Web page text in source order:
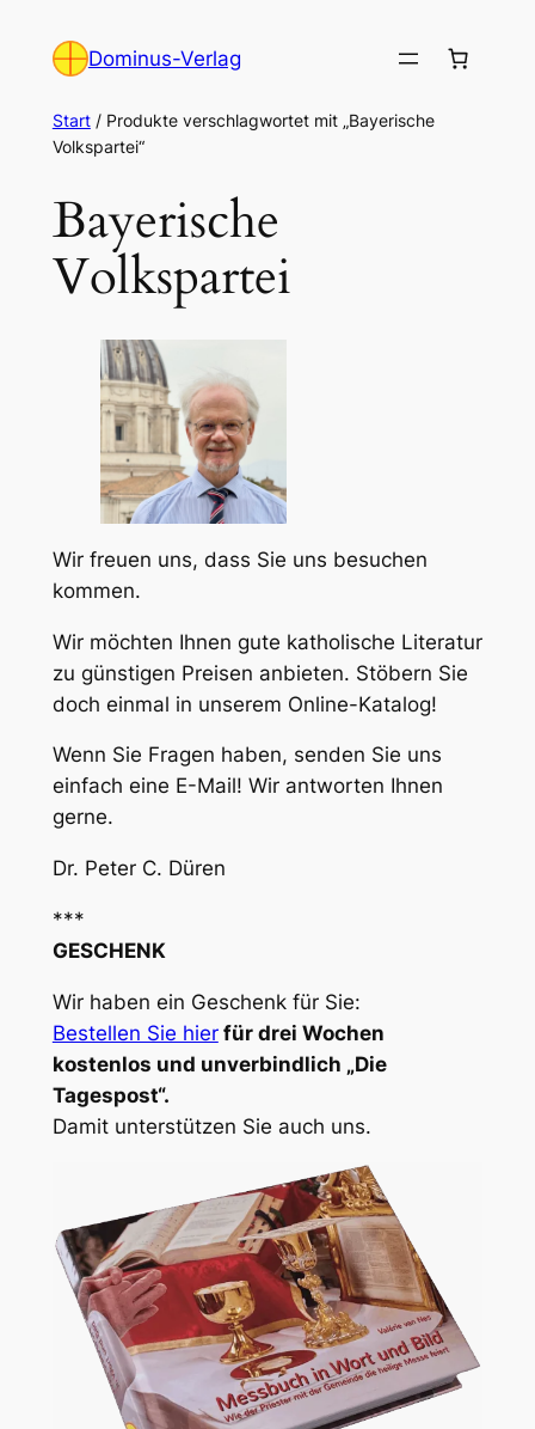
Inhalt
Dominus-Verlag
Start/ Produkte verschlagwortet mit „Bayerische
Volkspartei“
Bayerische
Volkspartei
Wir freuen uns, dass Sie uns besuchen
kommen.
Wir möchten Ihnen gute katholische Literatur
zu günstigen Preisen anbieten. Stöbern Sie
doch einmal in unserem Online-Katalog!
Wenn Sie Fragen haben, senden Sie uns
einfach eine E-Mail! Wir antworten Ihnen
gerne.
Dr. Peter C. Düren
***
GESCHENK
Wir haben ein Geschenk für Sie:
Bestellen Sie hier für drei Wochen
kostenlos und unverbindlich „Die
Tagespost“.
Damit unterstützen Sie auch uns.